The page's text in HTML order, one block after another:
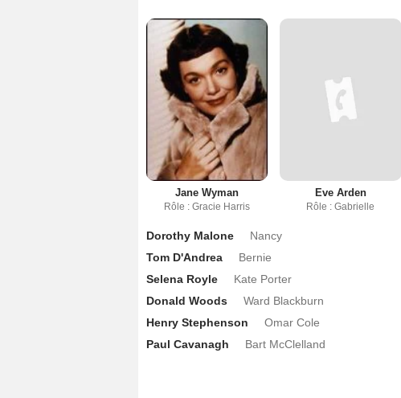
Jane Wyman
Rôle : Gracie Harris
Eve Arden
Rôle : Gabrielle
Dorothy Malone
Nancy
Tom D'Andrea
Bernie
Selena Royle
Kate Porter
Donald Woods
Ward Blackburn
Henry Stephenson
Omar Cole
Paul Cavanagh
Bart McClelland